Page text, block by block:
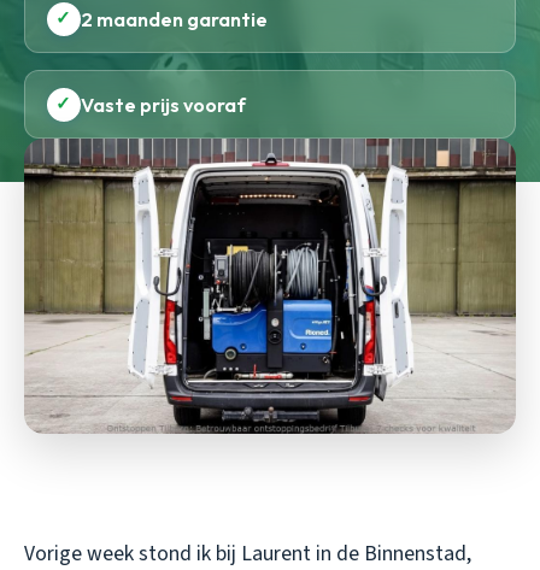
✓ 2 maanden garantie
✓ Vaste prijs vooraf
Vorige week stond ik bij Laurent in de Binnenstad,